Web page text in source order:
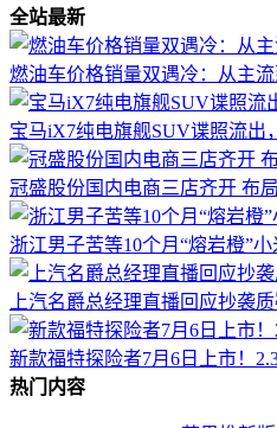
全站最新
燃油车价格销量双遇冷：从主
宝马iX7纯电旗舰SUV谍照流出
冠盛股份国内电商三店齐开 布
浙江男子苦等10个月“熔岩橙”
上汽名爵总经理直播回应抄袭
新款福特探险者7月6日上市！
热门内容